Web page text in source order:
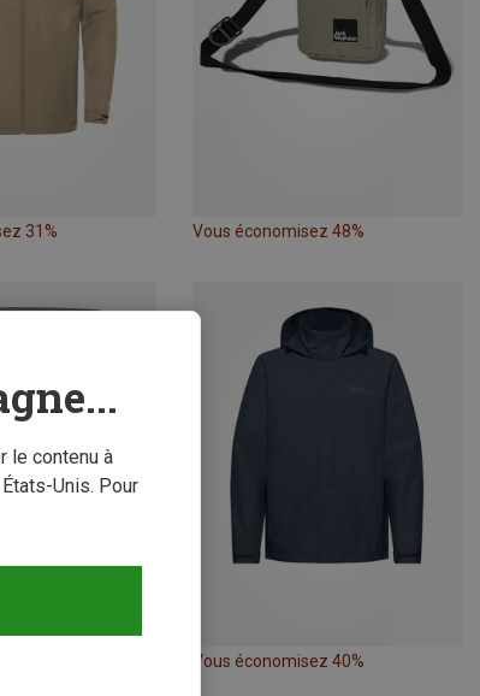
31% Vous économisez 48%
Vous économisez 40%
le contenu à
Unis. Pour